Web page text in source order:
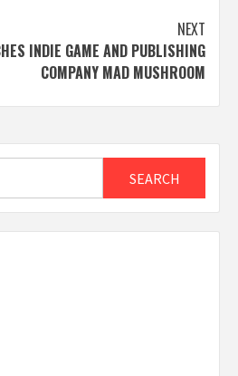
NEXT
INDIE GAME AND PUBLISHING
COMPANY MAD MUSHROOM
SEARCH